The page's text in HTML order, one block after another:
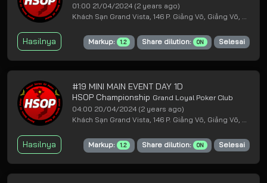
01:00 21/04/2024 (2 years ago)
Hasilnya Markup: 1.2 Share dilution: ON Selesai
#19 MINI MAIN EVENT DAY 1D
HSOP Championship Grand Loyal Poker Club
04:00 20/04/2024 (2 years ago)
Hasilnya Markup: 1.2 Share dilution: ON Selesai